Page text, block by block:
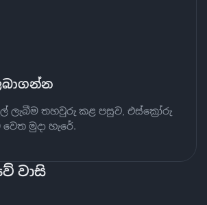
ලැබීම තහවුරු කළ පසුව, එස්ක්‍රෝරු
මුදා හැරේ.
වාසි